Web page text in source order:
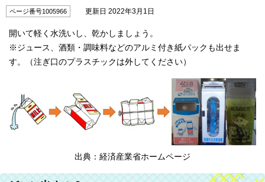
ページ番号1005966 更新日 2022年3月1日
開いて軽く水洗いし、乾かしましょう。
※ジュース、酒類・調味料などのアルミ付き紙パックも出せま
す。（注ぎ口のプラスチックは外してください）
出典：経済産業省ホームページ